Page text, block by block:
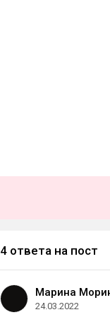
4 ответа на пост
Марина
24.03.2022